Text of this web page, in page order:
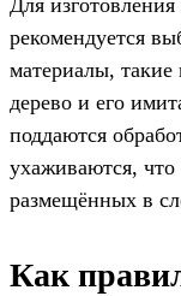
Для
рекомендуется
материалы,
дерево и его
поддаются
ухаживаются,
размещённых в
Как